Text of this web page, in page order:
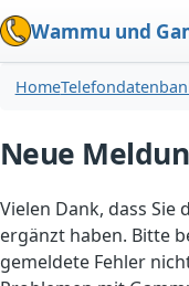
Wammu und
Home
Neue
Vielen Dank, dass Sie
ergänzt haben. Bitte
gemeldete Fehler